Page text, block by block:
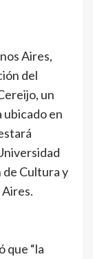
Aires,
del
un
ubicado en
de Cultura y
que “la